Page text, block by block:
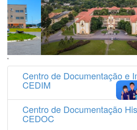
'
Centro de Documentação e
CEDIM
Centro de Documentação
CEDOC